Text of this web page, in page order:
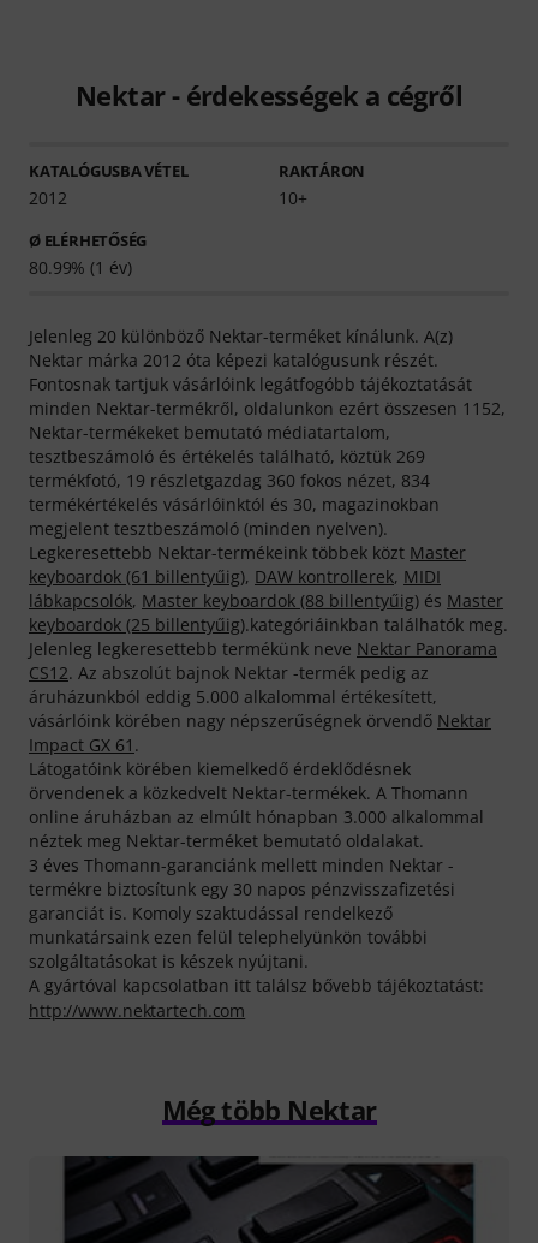
Nektar - érdekességek a cégről
KATALÓGUSBA VÉTEL
2012
RAKTÁRON
10+
Ø ELÉRHETŐSÉG
80.99% (1 év)
Jelenleg 20 különböző Nektar-terméket kínálunk. A(z)
Nektar márka 2012 óta képezi katalógusunk részét.
Fontosnak tartjuk vásárlóink legátfogóbb tájékoztatását
minden Nektar-termékről, oldalunkon ezért összesen 1152,
Nektar-termékeket bemutató médiatartalom,
tesztbeszámoló és értékelés található, köztük 269
termékfotó, 19 részletgazdag 360 fokos nézet, 834
termékértékelés vásárlóinktól és 30, magazinokban
megjelent tesztbeszámoló (minden nyelven).
Legkeresettebb Nektar-termékeink többek közt Master
keyboardok (61 billentyűig), DAW kontrollerek, MIDI
lábkapcsolók, Master keyboardok (88 billentyűig) és Master
keyboardok (25 billentyűig).kategóriáinkban találhatók meg.
Jelenleg legkeresettebb termékünk neve Nektar Panorama
CS12. Az abszolút bajnok Nektar -termék pedig az
áruházunkból eddig 5.000 alkalommal értékesített,
vásárlóink körében nagy népszerűségnek örvendő Nektar
Impact GX 61 .
Látogatóink körében kiemelkedő érdeklődésnek
örvendenek a közkedvelt Nektar-termékek. A Thomann
online áruházban az elmúlt hónapban 3.000 alkalommal
néztek meg Nektar-terméket bemutató oldalakat.
3 éves Thomann-garanciánk mellett minden Nektar -
termékre biztosítunk egy 30 napos pénzvisszafizetési
garanciát is. Komoly szaktudással rendelkező
munkatársaink ezen felül telephelyünkön további
szolgáltatásokat is készek nyújtani.
A gyártóval kapcsolatban itt találsz bővebb tájékoztatást:
http://www.nektartech.com
Még több Nektar